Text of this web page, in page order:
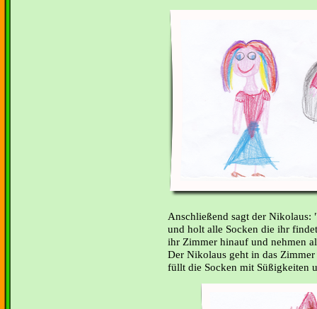
Anschließend sagt der
und holt alle Socken die ihr
ihr Zimmer hinauf und nehmen
Der Nikolaus geht in das
füllt die Socken mit Süßigkeiten